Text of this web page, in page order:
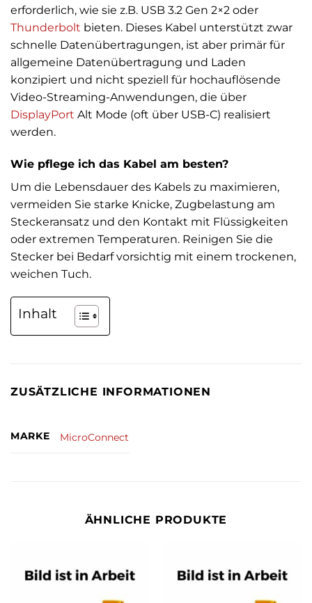
erforderlich, wie sie z.B. USB 3.2 Gen 2×2 oder
Thunderbolt bieten. Dieses Kabel unterstützt zwar
schnelle Datenübertragungen, ist aber primär für
allgemeine Datenübertragung und Laden
konzipiert und nicht speziell für hochauflösende
Video-Streaming-Anwendungen, die über
DisplayPort Alt Mode (oft über USB-C) realisiert
werden.
Wie pflege ich das Kabel am besten?
Um die Lebensdauer des Kabels zu maximieren,
vermeiden Sie starke Knicke, Zugbelastung am
Steckeransatz und den Kontakt mit Flüssigkeiten
oder extremen Temperaturen. Reinigen Sie die
Stecker bei Bedarf vorsichtig mit einem trockenen,
weichen Tuch.
Inhalt
ZUSÄTZLICHE INFORMATIONEN
MARKE MicroConnect
ÄHNLICHE PRODUKTE